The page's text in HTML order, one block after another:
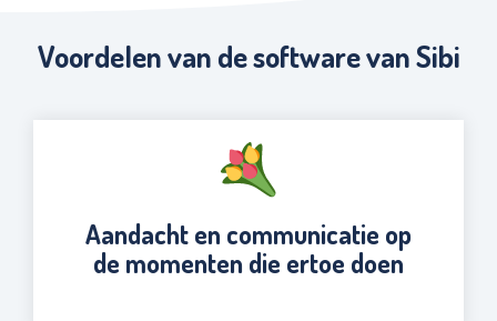
Voordelen van de software van Sibi
Aandacht en communicatie op
de momenten die ertoe doen